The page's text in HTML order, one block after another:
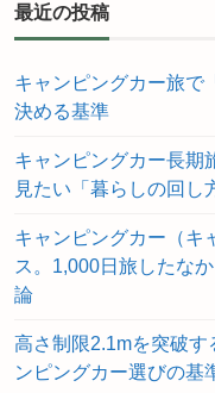
最近の投稿
キャンピングカー旅で
決める基準
キャンピングカー長期
見たい「暮らしの回し
キャンピングカー（キ
ス。1,000日旅したな
論
高さ制限2.1mを突破
ンピングカー選びの基